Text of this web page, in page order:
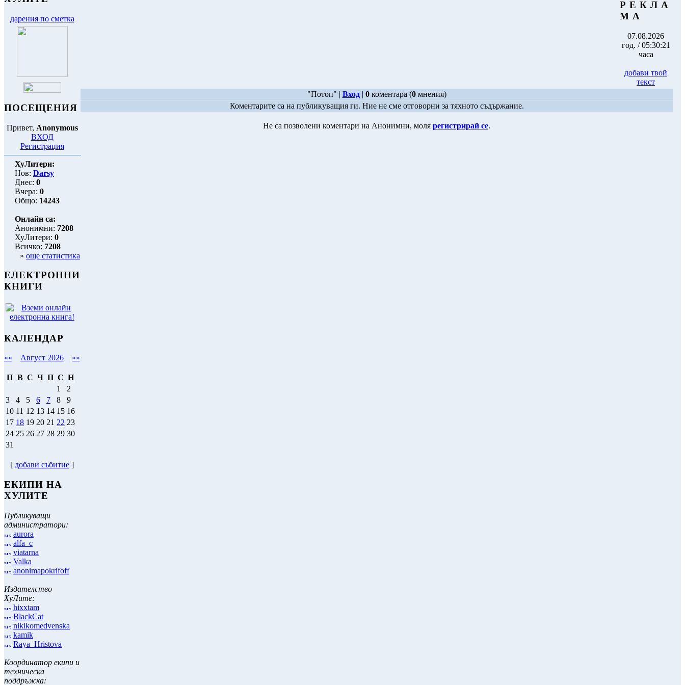
дарения по сметка
ПОСЕЩЕНИЯ
Привет, Anonymous
ВХОД
Регистрация
ХуЛитери:
Нов: Darsy
Днес: 0
Вчера: 0
Общо: 14243
Онлайн са:
Анонимни: 7208
ХуЛитери: 0
Всичко: 7208
» още статистика
ЕЛЕКТРОННИ
КНИГИ
КАЛЕНДАР
«« Август 2026 »»
П В С Ч П С Н
1
2
3
4 5 6 7 8
9
10 11 12 13 14 15 16
17 18 19 20 21 22 23
24 25 26 27 28 29 30
31
[ добави събитие ]
ЕКИПИ НА
ХУЛИТЕ
Публикуващи
администратори:
aurora
alfa_c
viatarna
Valka
anonimapokrifoff
Издателство
ХуЛите:
hixxtam
BlackCat
nikikomedvenska
kamik
Raya_Hristova
Координатор екипи и
техническа
поддръжка:
Р Е К Л А
М А
07.08.2026
год. / 05:30:21
часа
добави твой
текст
"Потоп" | Вход| 0коментара (0мнения)
Коментарите са на публикуващия ги. Ние не сме отговорни за тяхното съдържание.
Не са позволени коментари на Анонимни, моля регистрирай се.